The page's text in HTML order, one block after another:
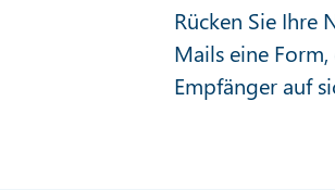
Rücken Sie Ihre
Mails eine
Empfänger auf